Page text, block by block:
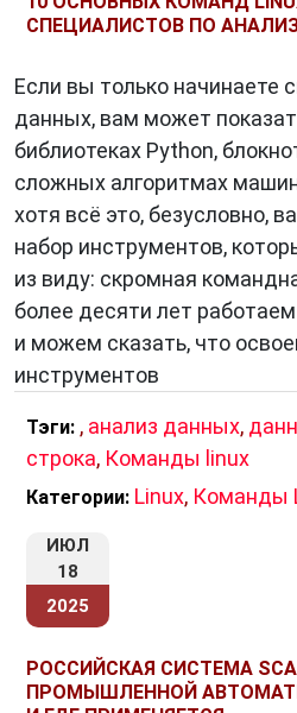
СПЕЦИАЛИСТОВ ПО
Если вы только начинаете
данных, вам может
библиотеках Python,
сложных алгоритмах
хотя всё это, безусловно,
набор инструментов,
из виду: скромная
более десяти лет
и можем сказать, что
инструментов
Тэги: , анализ данных,
строка, Команды linux
Категории: Linux, Команды
ИЮЛ
18
2025
РОССИЙСКАЯ СИСТЕМА
ПРОМЫШЛЕННОЙ